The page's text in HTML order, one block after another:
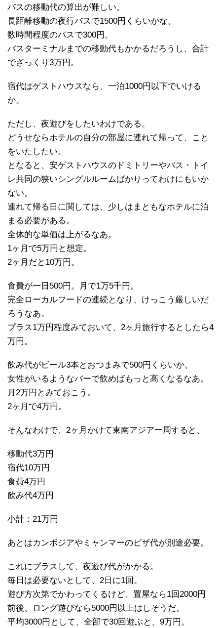
バスの移動代の算出が難しい。
長距離移動の夜行バスで1500円くらいかな。
数時間程度のバスで300円。
バスターミナルまでの移動代もかかるだろうし、合計
でざっくり3万円。
宿代はゲストハウスなら、一泊1000円以下でいける
か。
ただし、夜遊びをしたいわけである。
どうせならホテルの自分の部屋に連れて帰って、こと
をいたしたい。
となると、安ゲストハウスのドミトリーやバス・トイ
レ共同の狭いシングルルームばかりってわけにもいか
ない。
連れて帰る日に関しては、少しはまともなホテルに泊
まる必要がある。
全体的な単価は上がるなあ。
1ヶ月で5万円と想定。
2ヶ月だと10万円。
食費が一日500円。月で1万5千円。
完全ローカルフードの連続となり、けっこう厳しいだ
ろうなあ。
プラス1万円程度みておいて、2ヶ月旅行するとしたら4
万円。
飲み代がビール3本とおつまみで500円くらいか。
女性がいるようなバーで飲めばもっと高くなるなあ。
月2万円とみておこう。
2ヶ月で4万円。
そんなわけで、2ヶ月かけて東南アジア一周すると、
移動代3万円
宿代10万円
食費4万円
飲み代4万円
小計：21万円
あとはカンボジアやミャンマーのビザ代が別途必要。
これにプラスして、夜遊び代がかかる。
毎日は必要ないとして、2日に1回。
遊び方次第でかわってくるけど、置屋なら1回2000円
前後、ロング遊びなら5000円以上はしそうだ。
平均3000円として、全部で30回遊ぶと、9万円。